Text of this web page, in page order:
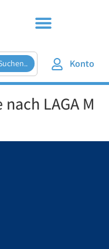
Konto
LAGA M